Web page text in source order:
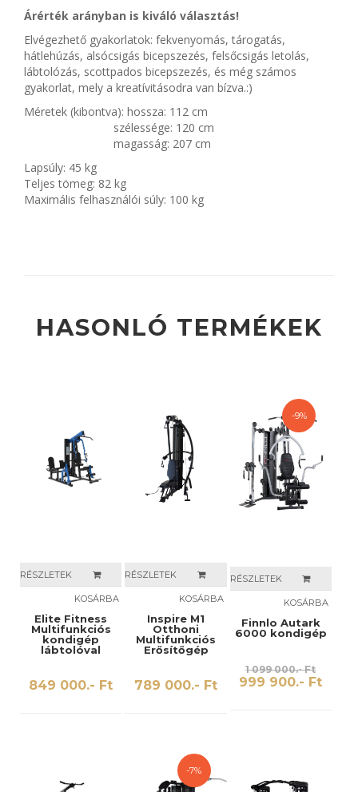
Árérték arányban is kiváló választás!
Elvégezhető gyakorlatok: fekvenyomás, tárogatás,
hátlehúzás, alsócsigás bicepszezés, felsőcsigás letolás,
lábtolózás, scottpados bicepszezés, és még számos
gyakorlat, mely a kreatívitásodra van bízva.:)
Méretek (kibontva): hossza: 112 cm
szélessége: 120 cm
magasság: 207 cm
Lapsúly: 45 kg
Teljes tömeg: 82 kg
Maximális felhasználói súly: 100 kg
HASONLÓ TERMÉKEK
RÉSZLETEK
KOSÁRBA
Elite Fitness
Multifunkciós
kondigép
lábtolóval
849 000.- Ft
RÉSZLETEK
KOSÁRBA
Inspire M1
Otthoni
Multifunkciós
Erősítőgép
789 000.- Ft
-9%
RÉSZLETEK
KOSÁRBA
Finnlo Autark
6000 kondigép
1 099 000.- Ft
999 900.- Ft
-7%